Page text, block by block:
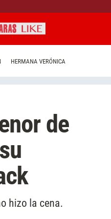
HERMANA VERÓNICA
de
hizo la cena.